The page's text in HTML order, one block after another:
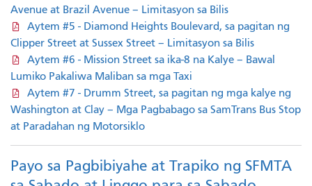
Avenue at Brazil Avenue – Limitasyon sa Bilis
Aytem #5 - Diamond Heights Boulevard, sa pagitan ng
Clipper Street at Sussex Street – Limitasyon sa Bilis
Aytem #6 - Mission Street sa ika-8 na Kalye – Bawal
Lumiko Pakaliwa Maliban sa mga Taxi
Aytem #7 - Drumm Street, sa pagitan ng mga kalye ng
Washington at Clay – Mga Pagbabago sa SamTrans Bus Stop
at Paradahan ng Motorsiklo
Payo sa Pagbibiyahe at Trapiko ng SFMTA